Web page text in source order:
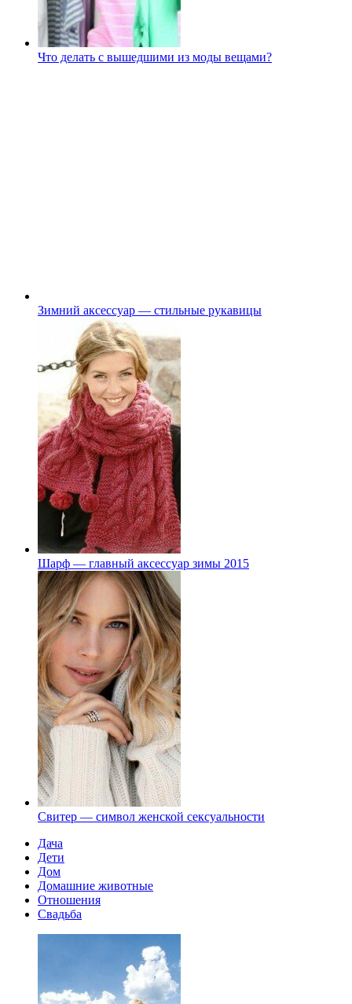
Что делать с вышедшими из моды вещами?
Зимний аксессуар — стильные рукавицы
Шарф — главный аксессуар зимы 2015
Свитер — символ женской сексуальности
Дача
Дети
Дом
Домашние животные
Отношения
Свадьба